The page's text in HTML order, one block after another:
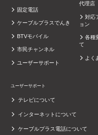
固定電話
ケーブルプラスでんき
BTVモバイル
市民チャンネル
ユーザーサポート
代理店
対応
ョン
各種
て
よく
ユーザーサポート
テレビについて
インターネットについて
ケーブルプラス電話について